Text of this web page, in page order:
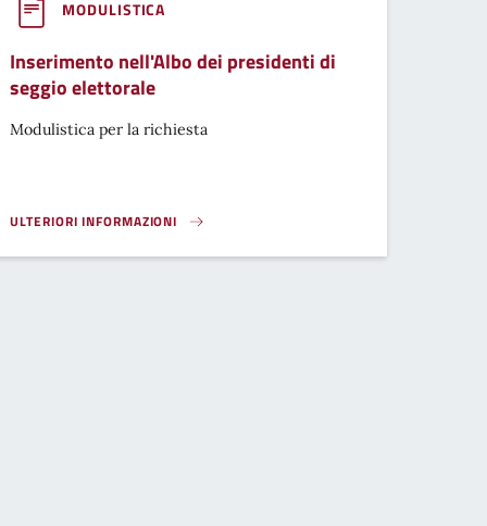
MODULISTICA
Inserimento nell'Albo dei presidenti di
seggio elettorale
Modulistica per la richiesta
ULTERIORI INFORMAZIONI
INSERIMENTO NELL'ALBO DEI PRESIDENTI DI SEGGIO ELETTORALE}